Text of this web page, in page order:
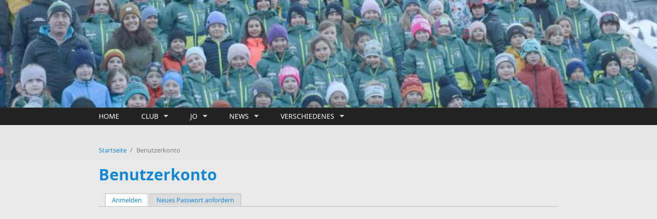
Direkt zum Inhalt
HOME CLUB JO NEWS VERSCHIEDENES
Startseite / Benutzerkonto
Benutzerkonto
Anmelden (aktiver Reiter)
Neues Passwort anfordern